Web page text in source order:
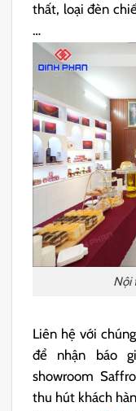
thất, loại đèn
…
Nội
Liên hệ với
để nhận báo
showroom
thu hút khách